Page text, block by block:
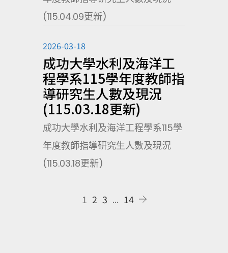
(115.04.09更新)
2026-03-18
成功大學水利及海洋工
程學系115學年度教師指
導研究生人數及現況
(115.03.18更新)
成功大學水利及海洋工程學系115學
年度教師指導研究生人數及現況
(115.03.18更新)
1 2 3 ... 14